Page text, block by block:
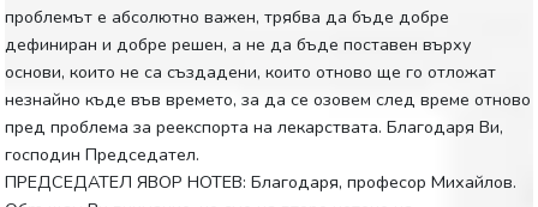
проблемът е абсолютно важен, трябва да бъде добре
дефиниран и добре решен, а не да бъде поставен върху
основи, които не са създадени, които отново ще го отложат
незнайно къде във времето, за да се озовем след време отново
пред проблема за реекспорта на лекарствата. Благодаря Ви,
господин Председател.
ПРЕДСЕДАТЕЛ ЯВОР НОТЕВ: Благодаря, професор Михайлов.